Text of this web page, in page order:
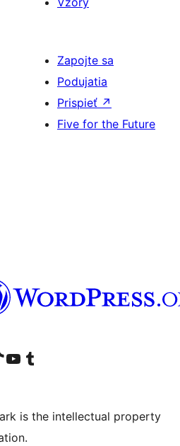
Zapojte sa
Podujatia
Prispieť ↗
Five for the Future
Instagram
účet LinkedIn
účet na platforme TikTok
Navštívte náš kanál YouTube
Navštívte náš účet na platforme Tumblr
is the intellectual property